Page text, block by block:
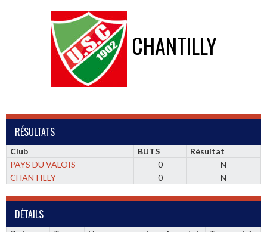
CHANTILLY
RÉSULTATS
Club BUTS
Résultat
PAYS DU VALOIS
0
N
CHANTILLY
0 N
DÉTAILS